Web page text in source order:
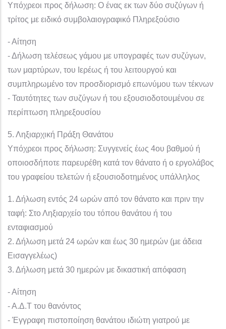
Υπόχρεοι προς δήλωση: Ο ένας εκ των δύο συζύγων ή
τρίτος με ειδικό συμβολαιογραφικό Πληρεξούσιο
- Αίτηση
- Δήλωση τελέσεως γάμου με υπογραφές των συζύγων,
των μαρτύρων, του Ιερέως ή του λειτουργού και
συμπληρωμένο τον προσδιορισμό επωνύμου των τέκνων
- Ταυτότητες των συζύγων ή του εξουσιοδοτουμένου σε
περίπτωση πληρεξουσίου
5. Ληξιαρχική Πράξη Θανάτου
Υπόχρεοι προς δήλωση: Συγγενείς έως 4ου βαθμού ή
οποιοσδήποτε παρευρέθη κατά τον θάνατο ή ο εργολάβος
του γραφείου τελετών ή εξουσιοδοτημένος υπάλληλος
1. Δήλωση εντός 24 ωρών από τον θάνατο και πριν την
ταφή: Στο Ληξιαρχείο του τόπου θανάτου ή του
ενταφιασμού
2. Δήλωση μετά 24 ωρών και έως 30 ημερών (με άδεια
Εισαγγελέως)
3. Δήλωση μετά 30 ημερών με δικαστική απόφαση
- Αίτηση
- Α.Δ.Τ του θανόντος
- Έγγραφη πιστοποίηση θανάτου ιδιώτη γιατρού με